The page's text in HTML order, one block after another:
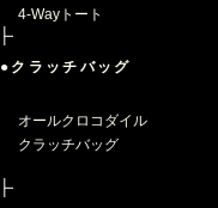
4-Wayトート
●クラッチバッグ
オールクロコダイル
クラッチバッグ